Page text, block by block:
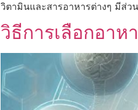
วิตามินและสารอาหารต่างๆ มีส่ว
วิธีการเลือกอาห